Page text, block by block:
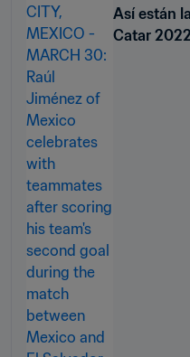
Así están
Catar 2022